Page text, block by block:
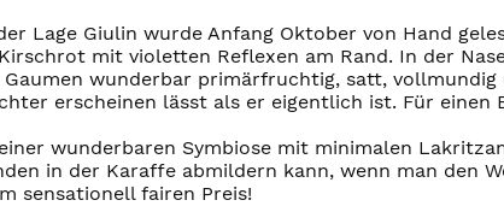
Lage Giulin wurde Anfang Oktober von Hand
mit violetten Reflexen am Rand. In der
wunderbar primärfruchtig, satt,
erscheinen lässt als er eigentlich ist. Für
wunderbaren Symbiose mit minimalen
in der Karaffe abmildern kann, wenn man den
sensationell fairen Preis!